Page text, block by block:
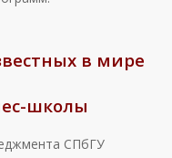
в мире
школы
СПбГУ